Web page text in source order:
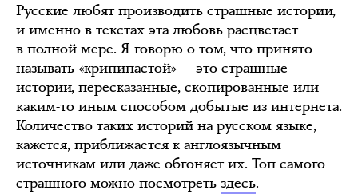
Русские любят производить страшные истории,
и именно в текстах эта любовь расцветает
в полной мере. Я говорю о том, что принято
называть «крипипастой» — это страшные
истории, пересказанные, скопированные или
каким-то иным способом добытые из интернета.
Количество таких историй на русском языке,
кажется, приближается к англоязычным
источникам или даже обгоняет их. Топ самого
страшного можно посмотреть здесь.